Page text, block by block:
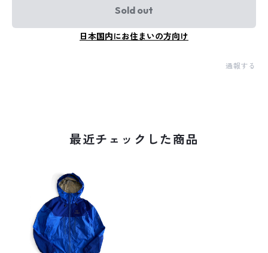
Sold out
日本国内にお住まいの方向け
通報する
最近チェックした商品